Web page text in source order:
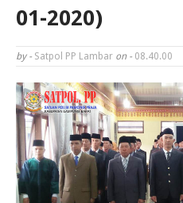
01-2020)
by - Satpol PP Lambar on - 08.40.00